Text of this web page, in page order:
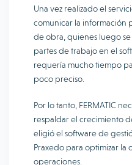
Una vez realizado el
comunicar la información
de obra, quienes luego
partes de trabajo en el
requería mucho tiempo
poco preciso.
Por lo tanto, FERMATIC
respaldar el crecimiento
eligió el software de
Praxedo para optimizar la
operaciones.